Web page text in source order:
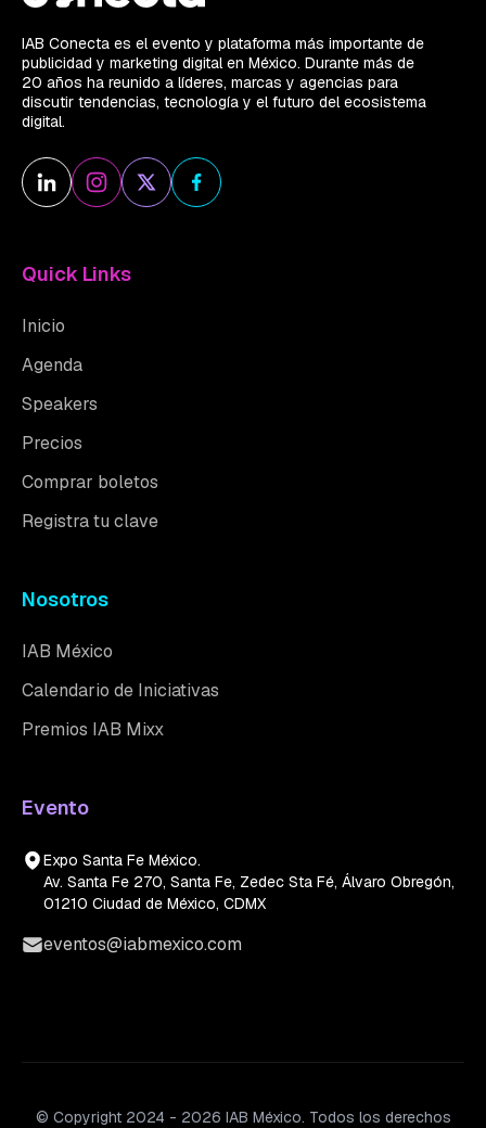
IAB Conecta es el evento y plataforma más importante de
publicidad y marketing digital en México. Durante más de
20 años ha reunido a líderes, marcas y agencias para
discutir tendencias, tecnología y el futuro del ecosistema
digital.
Quick Links
Inicio
Agenda
Speakers
Precios
Comprar boletos
Registra tu clave
Nosotros
IAB México
Calendario de Iniciativas
Premios IAB Mixx
Evento
Expo Santa Fe México.
Av. Santa Fe 270, Santa Fe, Zedec Sta Fé, Álvaro Obregón,
01210 Ciudad de México, CDMX
eventos@iabmexico.com
© Copyright 2024 - 2026 IAB México. Todos los derechos